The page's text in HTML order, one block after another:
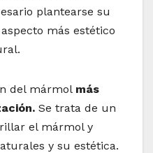
plantearse su
más estético
del mármol más
Se trata de un
el mármol y
y su estética.